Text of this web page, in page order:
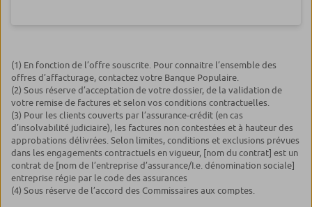
(1) En fonction de l’offre souscrite. Pour connaitre l’ensemble des
offres d’affacturage, contactez votre Banque Populaire.
(2) Sous réserve d’acceptation de votre dossier, de la validation de
votre remise de factures et selon vos conditions contractuelles.
(3) Pour les clients couverts par l’assurance-crédit (en cas
d’insolvabilité judiciaire), les factures non contestées et à hauteur des
approbations délivrées. Selon limites, conditions et exclusions prévues
dans les engagements contractuels en vigueur, [nom du contrat] est un
contrat de [nom de l’entreprise d’assurance/I.e. dénomination sociale]
entreprise régie par le code des assurances
(4) Sous réserve de l’accord des Commissaires aux comptes.